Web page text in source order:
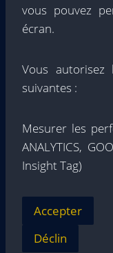
vous pouvez
écran.
Vous autorisez
suivantes :
Mesurer les
ANALYTICS,
Insight Tag)
Accepter
Déclin